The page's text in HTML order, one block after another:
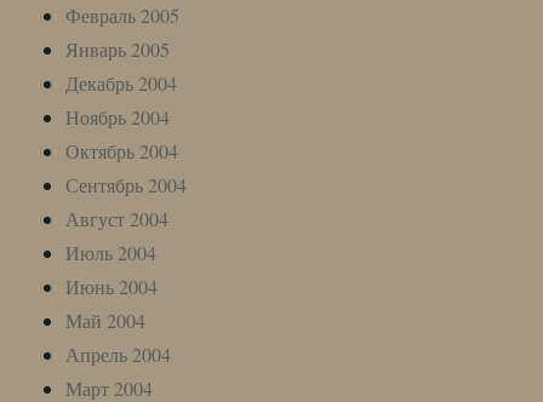
Февраль 2005
Январь 2005
Декабрь 2004
Ноябрь 2004
Октябрь 2004
Сентябрь 2004
Август 2004
Июль 2004
Июнь 2004
Май 2004
Апрель 2004
Март 2004